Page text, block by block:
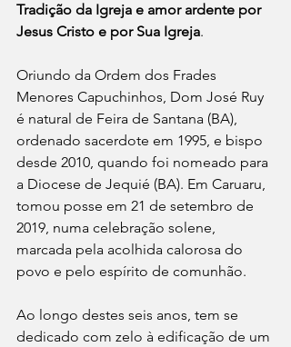
Tradição da Igreja e amor ardente por
Jesus Cristo e por Sua Igreja.
Oriundo da Ordem dos Frades
Menores Capuchinhos, Dom José Ruy
é natural de Feira de Santana (BA),
ordenado sacerdote em 1995, e bispo
desde 2010, quando foi nomeado para
a Diocese de Jequié (BA). Em Caruaru,
tomou posse em 21 de setembro de
2019, numa celebração solene,
marcada pela acolhida calorosa do
povo e pelo espírito de comunhão.
Ao longo destes seis anos, tem se
dedicado com zelo à edificação de um